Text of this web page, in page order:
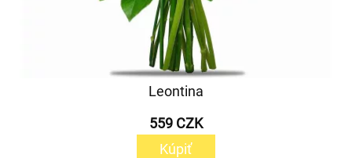
Leontina
559 CZK
Kúpiť